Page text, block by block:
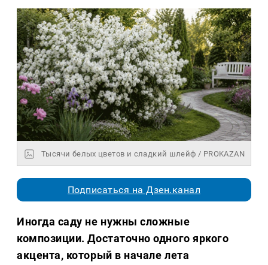
Тысячи белых цветов и сладкий шлейф / PROKAZAN
Подписаться на Дзен.канал
Иногда саду не нужны сложные
композиции. Достаточно одного яркого
акцента, который в начале лета